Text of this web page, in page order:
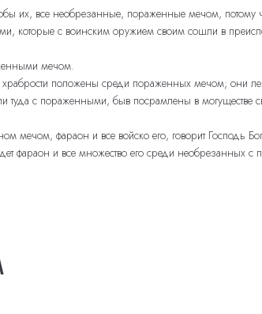
их, все необрезанные, пораженные мечом, потому
с воинским оружием своим сошли в
мечом.
храбрости положены среди пораженных мечом; они
туда с пораженными, быв посрамлены в
мечом, фараон и все войско его, говорит Господь
фараон и все множество его среди необрезанных с